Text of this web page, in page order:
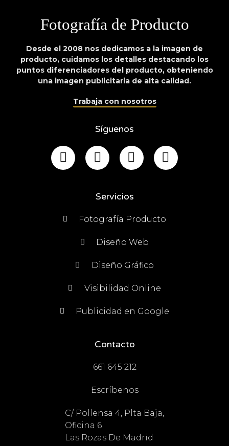
Fotografía de Producto
Desde el 2008 nos dedicamos a la imagen de
producto, cuidamos los detalles destacando los
puntos diferenciadores del producto, obteniendo
una imagen publicitaria de alta calidad.
Trabaja con nosotros
Síguenos
Servicios
Fotografía Producto
Diseño Web
Diseño Gráfico
Visibilidad Online
Publicidad en Google
Contacto
661 645 212
Escríbenos
C/ Pollensa 4, Plta Baja,
Oficina 6
Las Rozas De Madrid